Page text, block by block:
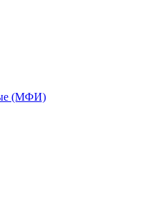
(МФИ)